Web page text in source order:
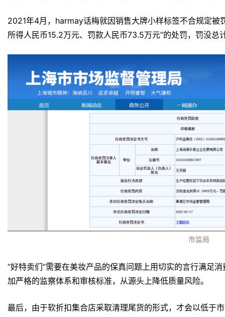
2021年4月，harmay话梅就因销售大牌小样标签不合规定被
所得人民币15.2万元、罚款人民币73.5万元”的处罚，罚没总
市监局
“好特卖们”需要在美妆产品的保真问题上用切实的言行满足
加严格的监察体系和审核标准，从源头上降低质量风险。
最后，由于软折扣集合店采取清理尾货的形式，才会以低于